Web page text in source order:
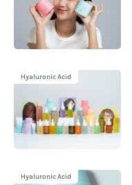
Hyaluronic Acid
Hyaluronic Acid